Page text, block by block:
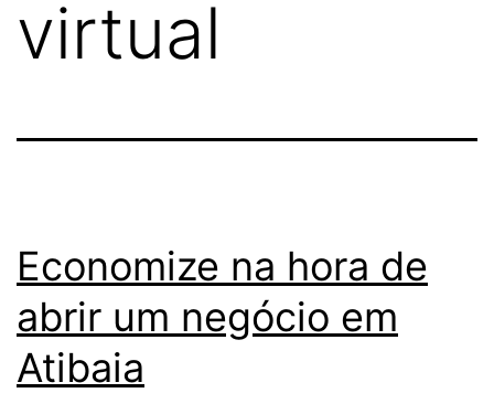
virtual
Economize na hora de
abrir um negócio em
Atibaia